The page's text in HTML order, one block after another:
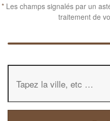
*Les champs signalés par un
traitement de